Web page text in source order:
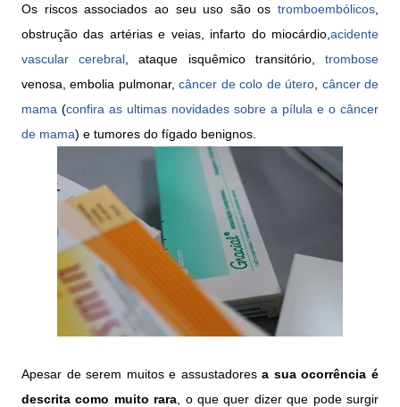
Os riscos associados ao seu uso são os tromboembólicos
obstrução das artérias e veias, infarto do miocárdio, acidente
vascular cerebral , ataque isquêmico transitório,trombose
venosa, embolia pulmonar,câncer de colo de útero câncer de
mama (confira as ultimas novidades sobre a pílula e o câncer
de mama) e tumores do fígado benignos.
Apesar de serem muitos e assustadoresa sua ocorrência é
descrita como muito rara , o que quer dizer que pode surgir